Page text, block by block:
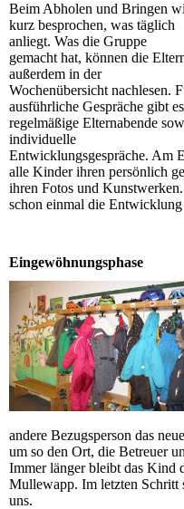
Beim Abholen und Bringen
kurz besprochen, was täglich
anliegt. Was die Gruppe
gemacht hat, können die
außerdem in der
Wochenübersicht nachlesen.
ausführliche Gespräche gibt es
regelmäßige Elternabende
individuelle
Entwicklungsgespräche. Am
alle Kinder ihren persönlich
ihren Fotos und
schon einmal die
Eingewöhnungsphase
andere Bezugsperson das
um so den Ort, die Betreuer
Immer länger bleibt das Kind
Mullewapp. Im letzten Schritt
uns.